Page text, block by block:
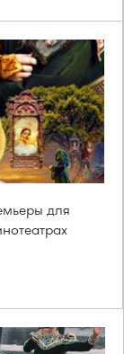
для